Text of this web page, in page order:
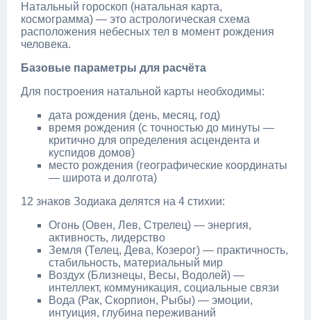
Натальный гороскоп (натальная карта,
космограмма) — это астрологическая схема
расположения небесных тел в момент рождения
человека.
Базовые параметры для расчёта
Для построения натальной карты необходимы:
дата рождения (день, месяц, год)
время рождения (с точностью до минуты —
критично для определения асцендента и
куспидов домов)
место рождения (географические координаты
— широта и долгота)
12 знаков Зодиака делятся на 4 стихии:
Огонь (Овен, Лев, Стрелец) — энергия,
активность, лидерство
Земля (Телец, Дева, Козерог) — практичность,
стабильность, материальный мир
Воздух (Близнецы, Весы, Водолей) —
интеллект, коммуникация, социальные связи
Вода (Рак, Скорпион, Рыбы) — эмоции,
интуиция, глубина переживаний